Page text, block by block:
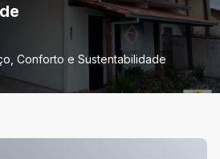
Conforto e Sustentabilidade